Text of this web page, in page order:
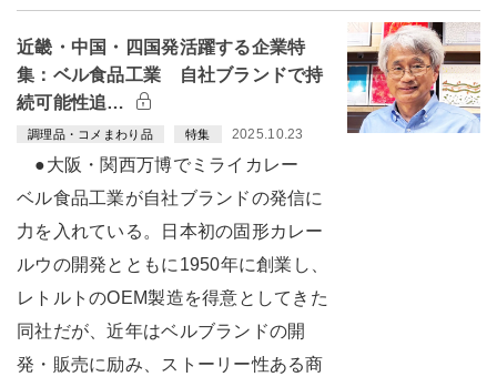
近畿・中国・四国発活躍する企業特
集：ベル食品工業 自社ブランドで持
続可能性追…
調理品・コメまわり品 特集 2025.10.23
●大阪・関西万博でミライカレー
ベル食品工業が自社ブランドの発信に
力を入れている。日本初の固形カレー
ルウの開発とともに1950年に創業し、
レトルトのOEM製造を得意としてきた
同社だが、近年はベルブランドの開
発・販売に励み、ストーリー性ある商